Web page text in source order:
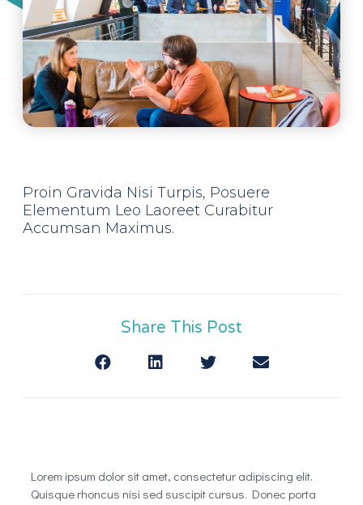
Proin Gravida Nisi Turpis, Posuere
Elementum Leo Laoreet Curabitur
Accumsan Maximus.
Share This Post
Lorem ipsum dolor sit amet, consectetur adipiscing elit.
Quisque rhoncus nisi sed suscipit cursus. Donec porta